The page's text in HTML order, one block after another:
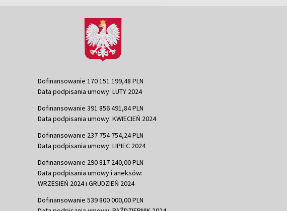
Dofinansowanie 170 151 199,48 PLN
Data podpisania umowy: LUTY 2024
Dofinansowanie 391 856 491,84 PLN
Data podpisania umowy: KWIECIEŃ 2024
Dofinansowanie 237 754 754,24 PLN
Data podpisania umowy: LIPIEC 2024
Dofinansowanie 290 817 240,00 PLN
Data podpisania umowy i aneksów:
WRZESIEŃ 2024 i GRUDZIEŃ 2024
Dofinansowanie 539 800 000,00 PLN